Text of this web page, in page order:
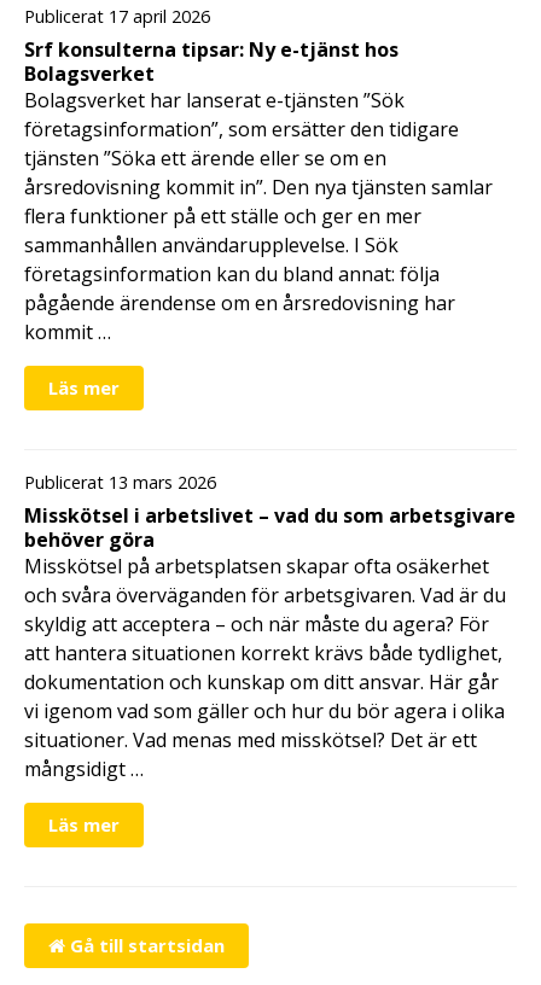
Publicerat 17 april 2026
Srf konsulterna tipsar: Ny e-tjänst hos
Bolagsverket
Bolagsverket har lanserat e-tjänsten ”Sök
företagsinformation”, som ersätter den tidigare
tjänsten ”Söka ett ärende eller se om en
årsredovisning kommit in”. Den nya tjänsten samlar
flera funktioner på ett ställe och ger en mer
sammanhållen användarupplevelse. I Sök
företagsinformation kan du bland annat: följa
pågående ärendense om en årsredovisning har
kommit …
Läs mer
Publicerat 13 mars 2026
Misskötsel i arbetslivet – vad du som arbetsgivare
behöver göra
Misskötsel på arbetsplatsen skapar ofta osäkerhet
och svåra överväganden för arbetsgivaren. Vad är du
skyldig att acceptera – och när måste du agera? För
att hantera situationen korrekt krävs både tydlighet,
dokumentation och kunskap om ditt ansvar. Här går
vi igenom vad som gäller och hur du bör agera i olika
situationer. Vad menas med misskötsel? Det är ett
mångsidigt …
Läs mer
Gå till startsidan